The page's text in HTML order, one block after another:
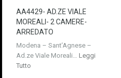
AA4429- AD.ZE VIALE
MOREALI- 2 CAMERE-
ARREDATO
Modena – Sant’Agnese –
Ad.ze Viale Moreali… Leggi
Tutto